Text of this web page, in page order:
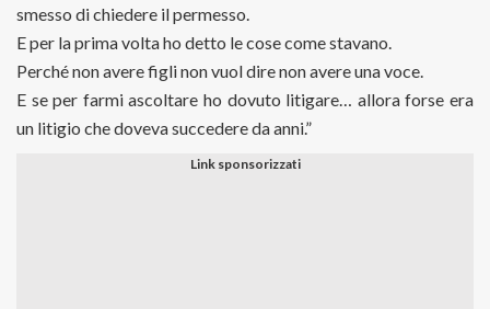
smesso di chiedere il permesso.
E per la prima volta ho detto le cose come stavano.
Perché non avere figli non vuol dire non avere una voce.
E se per farmi ascoltare ho dovuto litigare… allora forse era
un litigio che doveva succedere da anni.”